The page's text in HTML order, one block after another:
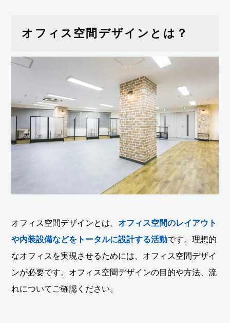
オフィス空間デザインとは？
オフィス空間デザインとは、 オフィス空間のレイアウト
や内装設備などをトータルに設計する活動です。理想的
なオフィスを実現させるためには、オフィス空間デザイ
ンが必要です。オフィス空間デザインの目的や方法、流
れについてご確認ください。